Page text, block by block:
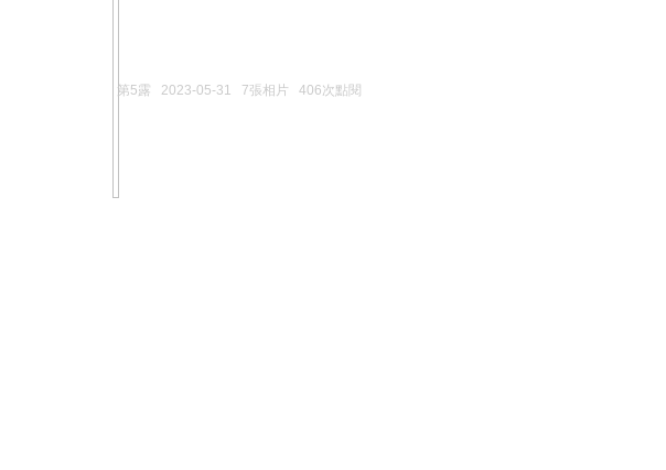
第5露 2023-05-31 7張相片 406次點閱